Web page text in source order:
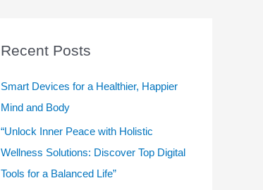
f
o
Recent Posts
Smart Devices for a Healthier, Happier
Mind and Body
“Unlock Inner Peace with Holistic
Wellness Solutions: Discover Top Digital
Tools for a Balanced Life”